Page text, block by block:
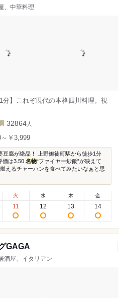
、中華料理
分】これぞ現代の本格四川料理。視
32864 人
～￥3,999
豆腐が絶品！ 上野御徒町駅から徒歩1分
価は3.50 名物“ファイヤー炒飯”が映えて
えるチャーハンを食べてみたいなぁと思
火
11
水
12
木
13
金
14
GAGA
酒屋、イタリアン